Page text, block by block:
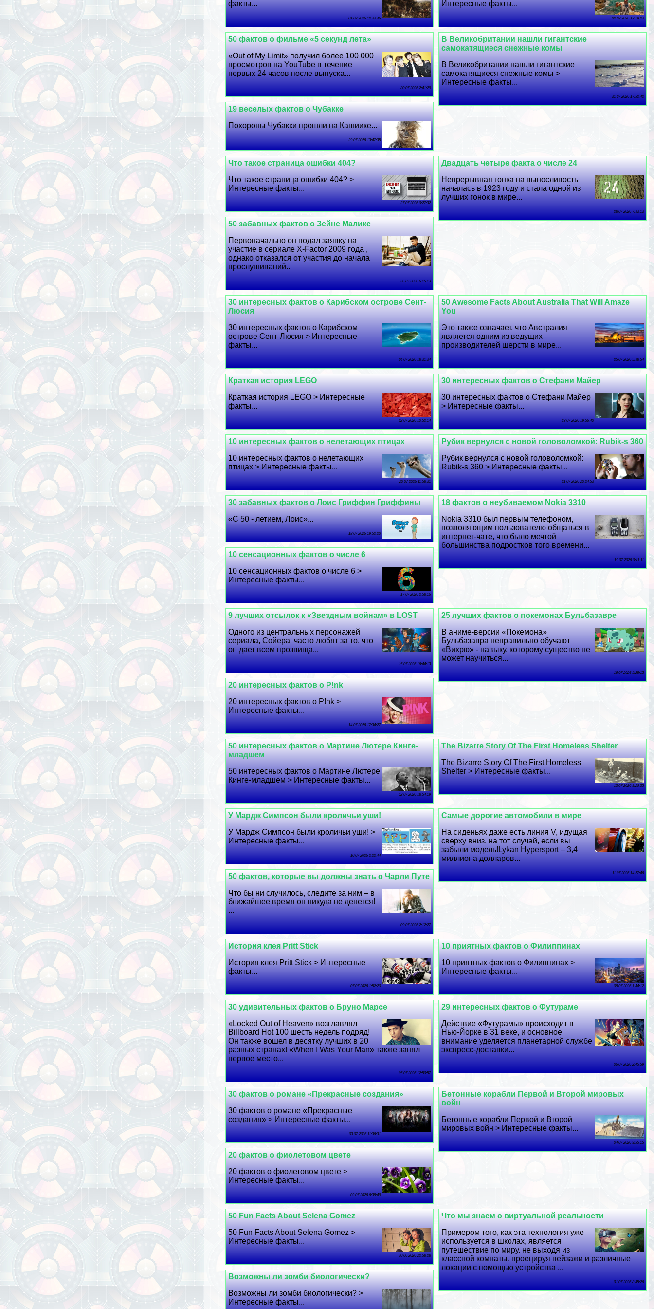
Интересные факты...
02 08 2026 13:19:23
факты...
01 08 2026 12:33:46
В Великобритании нашли гигантские
самокатящиеся снежные комы
В Великобритании нашли гигантские
самокатящиеся снежные комы >
Интересные факты...
31 07 2026 17:52:42
50 фактов о фильме «5 секунд лета»
«Out of My Limit» получил более 100 000
просмотров на YouTube в течение
первых 24 часов после выпуска...
30 07 2026 2:41:29
19 веселых фактов о Чубакке
Похороны Чубакки прошли на Кашиике...
29 07 2026 13:47:35
Двадцать четыре факта о числе 24
Непрерывная гонка на выносливость
началась в 1923 году и стала одной из
лучших гонок в мире...
28 07 2026 7:33:13
Что такое страница ошибки 404?
Что такое страница ошибки 404? >
Интересные факты...
27 07 2026 0:27:32
50 забавных фактов о Зейне Малике
Первоначально он подал заявку на
участие в сериале X-Factor 2009 года ,
однако отказался от участия до начала
прослушиваний...
26 07 2026 6:15:13
50 Awesome Facts About Australia That Will Amaze
You
Это также означает, что Австралия
является одним из ведущих
производителей шерсти в мире...
25 07 2026 5:38:54
30 интересных фактов о Карибском острове Сент-
Люсия
30 интересных фактов о Карибском
острове Сент-Люсия > Интересные
факты...
24 07 2026 18:31:34
30 интересных фактов о Стефани Майер
30 интересных фактов о Стефани Майер
> Интересные факты...
23 07 2026 19:56:40
Краткая история LEGO
Краткая история LEGO > Интересные
факты...
22 07 2026 10:52:14
Рубик вернулся с новой головоломкой: Rubik-s 360
Рубик вернулся с новой головоломкой:
Rubik-s 360 > Интересные факты...
21 07 2026 20:24:53
10 интересных фактов о нелетающих птицах
10 интересных фактов о нелетающих
птицах > Интересные факты...
20 07 2026 11:58:31
18 фактов о неубиваемом Nokia 3310
Nokia 3310 был первым телефоном,
позволяющим пользователю общаться в
интернет-чате, что было мечтой
большинства подростков того времени...
19 07 2026 0:41:11
30 забавных фактов о Лоис Гриффин Гриффины
«С 50 - летием, Лоис»...
18 07 2026 19:52:20
10 сенсационных фактов о числе 6
10 сенсационных фактов о числе 6 >
Интересные факты...
17 07 2026 2:58:16
25 лучших фактов о покемонах Бульбазавре
В аниме-версии «Покемона»
Бульбазавра неправильно обучают
«Вихрю» - навыку, которому существо не
может научиться...
16 07 2026 8:28:13
9 лучших отсылок к «Звездным войнам» в LOST
Одного из центральных персонажей
сериала, Сойера, часто любят за то, что
он дает всем прозвища...
15 07 2026 16:44:13
20 интересных фактов о P!nk
20 интересных фактов о P!nk >
Интересные факты...
14 07 2026 17:34:27
The Bizarre Story Of The First Homeless Shelter
The Bizarre Story Of The First Homeless
Shelter > Интересные факты...
13 07 2026 9:26:35
50 интересных фактов о Мартине Лютере Кинге-
младшем
50 интересных фактов о Мартине Лютере
Кинге-младшем > Интересные факты...
12 07 2026 18:54:19
Самые дорогие автомобили в мире
На сиденьях даже есть линия V, идущая
сверху вниз, на тот случай, если вы
забыли модель!Lykan Hypersport – 3,4
миллиона долларов...
11 07 2026 14:27:46
У Мардж Симпсон были кроличьи уши!
У Мардж Симпсон были кроличьи уши! >
Интересные факты...
10 07 2026 2:22:44
50 фактов, которые вы должны знать о Чарли Путе
Что бы ни случилось, следите за ним – в
ближайшее время он никуда не денется!
...
09 07 2026 2:12:27
10 приятных фактов о Филиппинах
10 приятных фактов о Филиппинах >
Интересные факты...
08 07 2026 1:44:12
История клея Pritt Stick
История клея Pritt Stick > Интересные
факты...
07 07 2026 1:52:20
29 интересных фактов о Футураме
Действие «Футурамы» происходит в
Нью-Йорке в 31 веке, и основное
внимание уделяется планетарной службе
экспресс-доставки...
06 07 2026 2:45:59
30 удивительных фактов о Бруно Марсе
«Locked Out of Heaven» возглавлял
Billboard Hot 100 шесть недель подряд!
Он также вошел в десятку лучших в 20
разных странах! «When I Was Your Man» также занял
первое место...
05 07 2026 12:50:57
Бетонные корабли Первой и Второй мировых
войн
Бетонные корабли Первой и Второй
мировых войн > Интересные факты...
04 07 2026 9:55:15
30 фактов о романе «Прекрасные создания»
30 фактов о романе «Прекрасные
создания» > Интересные факты...
03 07 2026 11:36:31
20 фактов о фиолетовом цвете
20 фактов о фиолетовом цвете >
Интересные факты...
02 07 2026 6:38:49
Что мы знаем о виртуальной реальности
Примером того, как эта технология уже
используется в школах, является
путешествие по миру, не выходя из
классной комнаты, проецируя пейзажи и различные
локации с помощью устройства ...
01 07 2026 8:35:26
50 Fun Facts About Selena Gomez
50 Fun Facts About Selena Gomez >
Интересные факты...
30 06 2026 22:58:28
Возможны ли зомби биологически?
Возможны ли зомби биологически? >
Интересные факты...